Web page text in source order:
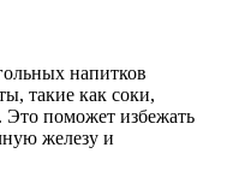
напитков
такие как соки,
Это поможет избежать
железу и